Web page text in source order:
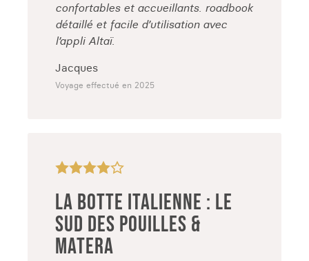
confortables et accueillants. roadbook
détaillé et facile d’utilisation avec
l’appli Altaï.
Jacques
Voyage effectué en 2025
LA BOTTE ITALIENNE : LE
SUD DES POUILLES &
MATERA